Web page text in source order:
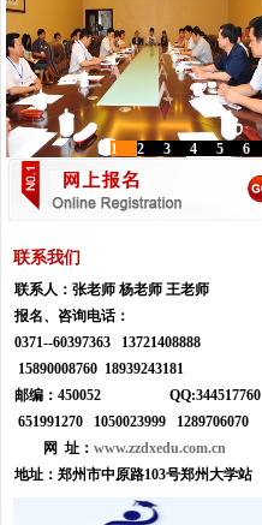
6
5
4
3
2
1
联系我们
联系人： 张老师 杨老师 王老师
报名、咨询电话：
0371--60397363 13721408888
15890008760 18939243181
邮编：450052 QQ:344517760
651991270 1050023999
1289706070
网 址： www.zzdxedu.com.cn
地址： 郑州市中原路103号郑州大学站